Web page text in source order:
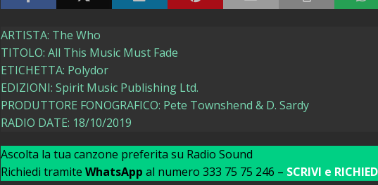
ARTISTA: The Who
TITOLO: All This Music Must Fade
ETICHETTA: Polydor
EDIZIONI: Spirit Music Publishing Ltd.
PRODUTTORE FONOGRAFICO: Pete Townshend & D. Sardy
RADIO DATE: 18/10/2019
Ascolta la tua canzone preferita su Radio Sound
Richiedi tramite WhatsApp al numero 333 75 75 246 – SCRIVI e